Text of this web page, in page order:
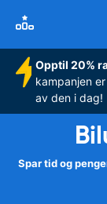
Opptil 20%
kampanjen
av den i dag!
Spar tid og